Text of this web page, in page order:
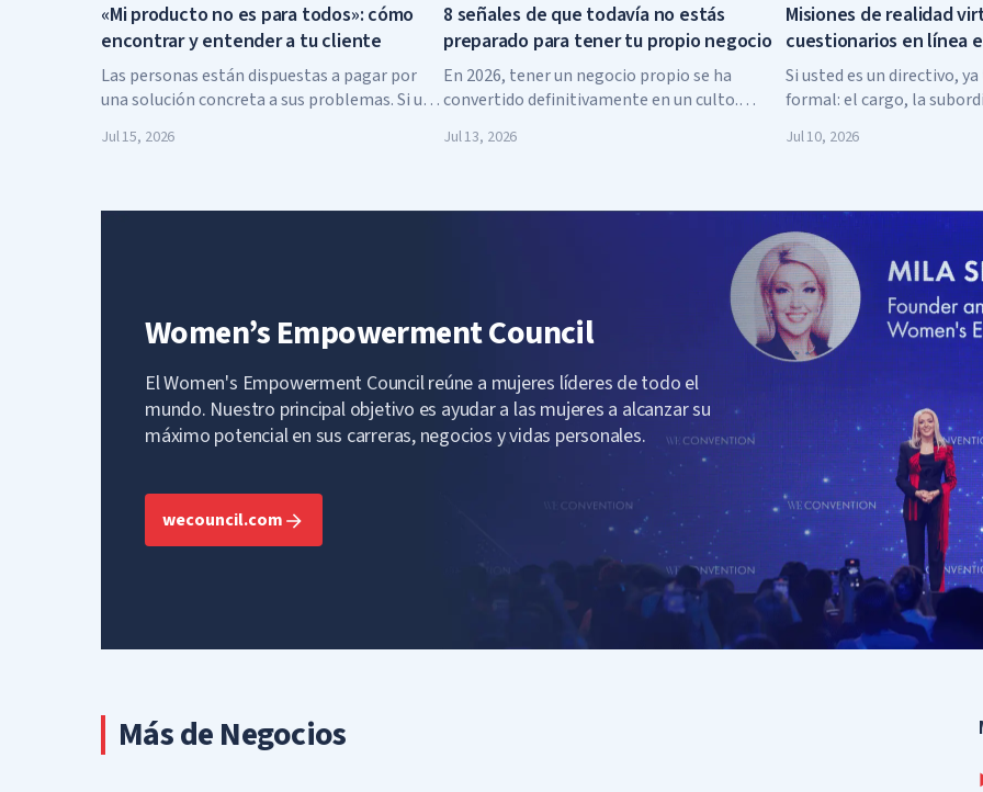
«Mi producto no es para todos»: cómo
encontrar y entender a tu cliente
Las personas están dispuestas a pagar por
una solución concreta a sus problemas. Si un
satisface la verdadera necesidad de los
Jul 15, 2026
8 señales de que todavía no estás
preparado para tener tu propio negocio
En 2026, tener un negocio propio se ha
convertido definitivamente en un culto.
“Deja de trabajar para otros”: todos esos
Jul 13, 2026
Misiones de realidad
cuestionarios en línea
karaoke de siempre:
las fiestas corporativas
Si usted es un directivo,
formal: el cargo, la
Jul 10, 2026
Women’s Empowerment Council
El Women's Empowerment Council reúne a mujeres líderes de todo el
mundo. Nuestro principal objetivo es ayudar a las mujeres a alcanzar su
máximo potencial en sus carreras, negocios y vidas personales.
wecouncil.com
Más de Negocios